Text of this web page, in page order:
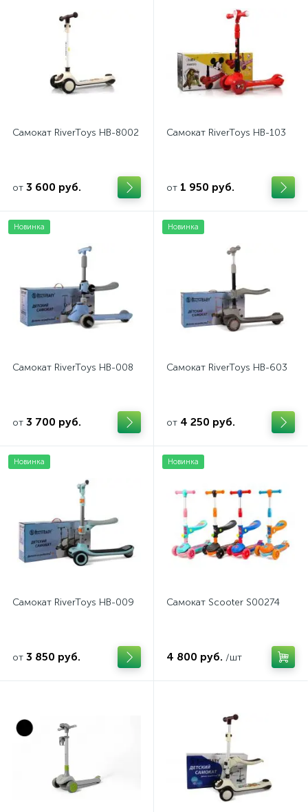
Самокат RiverToys HB-8002
от 3 600 руб.
Самокат RiverToys HB-103
от 1 950 руб.
Новинка
Самокат RiverToys HB-008
от 3 700 руб.
Новинка
Самокат RiverToys HB-603
от 4 250 руб.
Новинка
Самокат RiverToys HB-009
от 3 850 руб.
Новинка
Самокат Scooter S00274
4 800 руб. /шт